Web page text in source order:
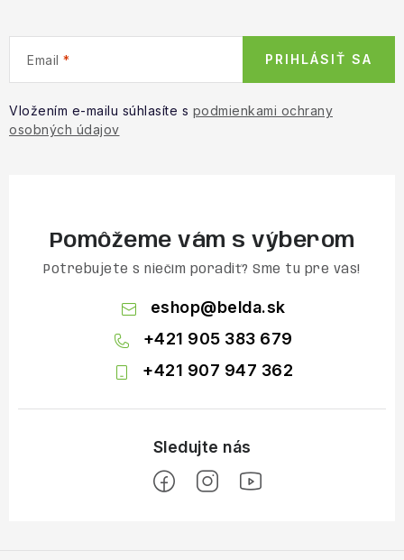
Email
Vložením e-mailu súhlasíte s podmienkami ochrany
osobných údajov
PRIHLÁSIŤ SA
Pomôžeme vám s výberom
Potrebujete s niečím poradiť? Sme tu pre vás!
eshop@belda.sk
+421 905 383 679
+421 907 947 362